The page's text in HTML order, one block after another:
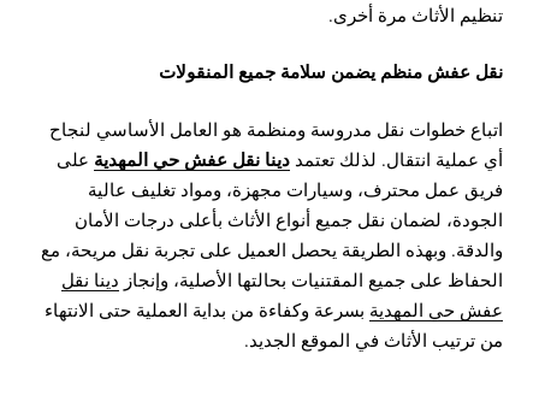
تنظيم الأثاث مرة أخرى.
نقل عفش منظم يضمن سلامة جميع المنقولات
اتباع خطوات نقل مدروسة ومنظمة هو العامل الأساسي لنجاح
أي عملية انتقال. لذلك تعتمد دينا نقل عفش حي المهدية على
فريق عمل محترف، وسيارات مجهزة، ومواد تغليف عالية
الجودة، لضمان نقل جميع أنواع الأثاث بأعلى درجات الأمان
والدقة. وبهذه الطريقة يحصل العميل على تجربة نقل مريحة، مع
الحفاظ على جميع المقتنيات بحالتها الأصلية، وإنجاز دينا نقل
عفش حي المهدية بسرعة وكفاءة من بداية العملية حتى الانتهاء
من ترتيب الأثاث في الموقع الجديد.